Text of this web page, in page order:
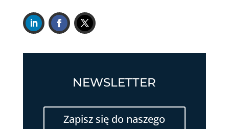
NEWSLETTER
Zapisz się do naszego